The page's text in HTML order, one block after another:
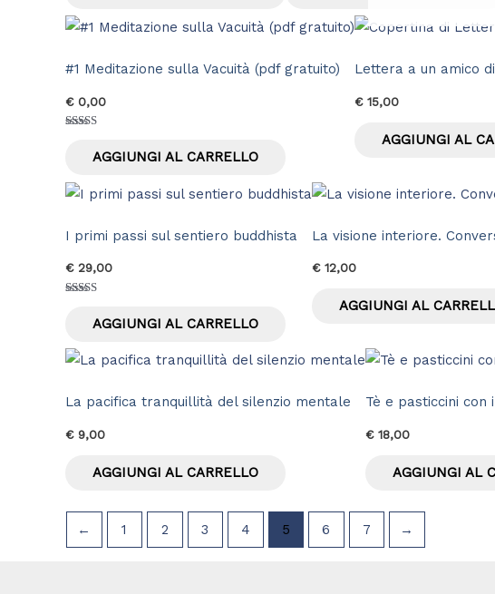
#1 Meditazione sulla Vacuità (pdf gratuito)
€0,00
AGGIUNGI AL CARRELLO
Lettera a un amico
€15,00
AGGIUNGI AL
I primi passi sul sentiero buddhista
€29,00
AGGIUNGI AL CARRELLO
La visione interiore.
€12,00
AGGIUNGI AL
La pacifica tranquillità del silenzio mentale
€9,00
AGGIUNGI AL CARRELLO
Tè e pasticcini con
€18,00
AGGIUNGI AL
← 1 2 3 4 5 6 7 →